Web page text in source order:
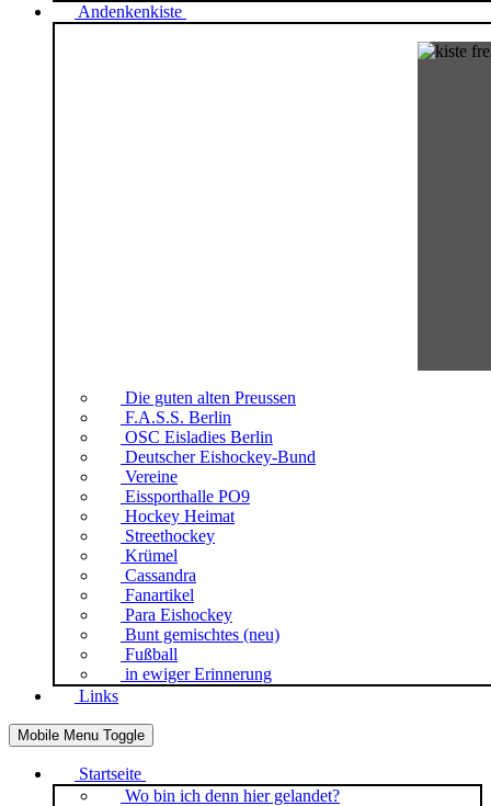
Andenkenkiste
Die guten alten Preussen
F.A.S.S. Berlin
OSC Eisladies Berlin
Deutscher Eishockey-Bund
Vereine
Eissporthalle PO9
Hockey Heimat
Streethockey
Krümel
Cassandra
Fanartikel
Para Eishockey
Bunt gemischtes (neu)
Fußball
in ewiger Erinnerung
Links
Mobile Menu Toggle
Startseite
Wo bin ich denn hier gelandet?